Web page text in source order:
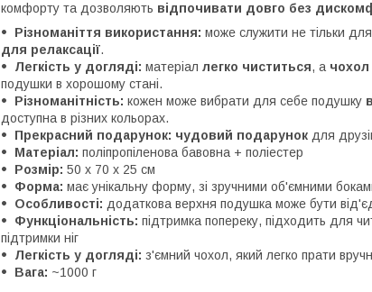
комфорту та дозволяють відпочивати довго без
Різноманіття використання: може служити не тільки
для релаксації.
Легкість у догляді: матеріал легко чиститься, а
подушки в хорошому стані.
Різноманітність: кожен може вибрати для себе подушку
доступна в різних кольорах.
Прекрасний подарунок: чудовий подарунок для
Матеріал: поліпропіленова бавовна + поліестер
Розмір: 50 х 70 х 25 см
Форма: має унікальну форму, зі зручними об'ємними
Особливості: додаткова верхня подушка може бути
Функціональність: підтримка попереку, підходить для
підтримки ніг
Легкість у догляді: з'ємний чохол, який легко прати
Вага: ~1000 г